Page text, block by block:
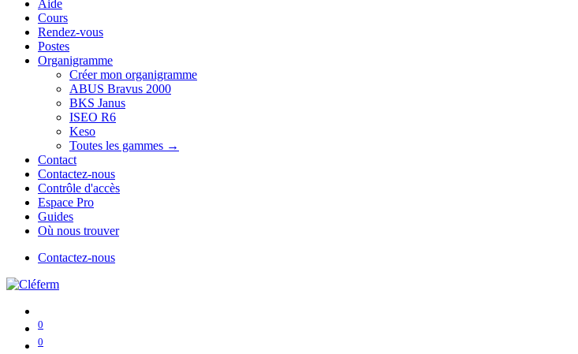
Aide
Cours
Rendez-vous
Postes
Organigramme
Créer mon organigramme
ABUS Bravus 2000
BKS Janus
ISEO R6
Keso
Toutes les gammes →
Contact
Contactez-nous
Contrôle d'accès
Espace Pro
Guides
Où nous trouver
Contactez-nous
0
0